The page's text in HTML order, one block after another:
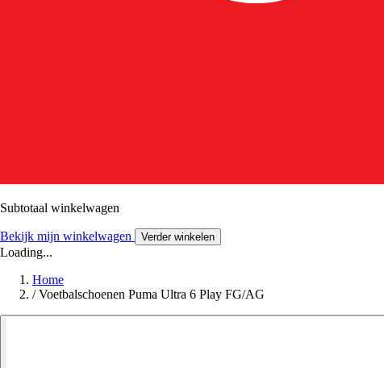
Subtotaal winkelwagen
Bekijk mijn winkelwagen Verder winkelen
Loading...
Home
/ Voetbalschoenen Puma Ultra 6 Play FG/AG